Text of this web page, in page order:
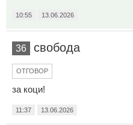
10:55 13.06.2026
36 свобода
ОТГОВОР
за коци!
11:37 13.06.2026